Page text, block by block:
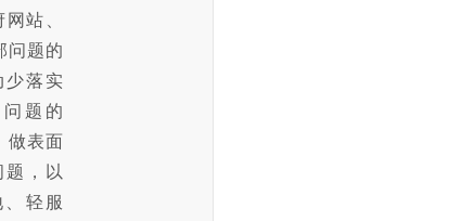
站、
问题的
少落实
题的
做表面
，以
轻服